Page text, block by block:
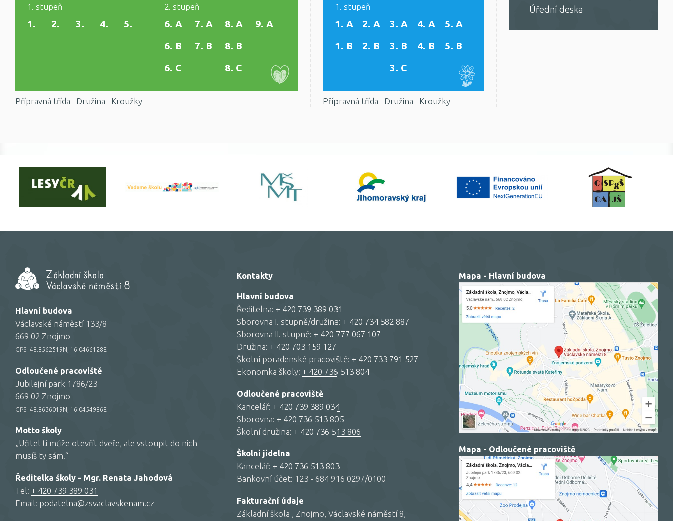
1. stupeň
1. 2. 3. 4. 5.
2. stupeň
6. A
6. B
6. C
7. A
7. B
8. A
8. B
8. C
9. A
Přípravná třída Družina Kroužky
1. stupeň
1. A
1. B
2. A
2. B
3. A
3. B
3. C
4. A
4. B
5. A
5. B
Přípravná třída Družina Kroužky
Úřední deska
Hlavní budova
Václavské náměstí 133/8
669 02 Znojmo
GPS: 48.8562519N, 16.0466128E
Odloučené pracoviště
Jubilejní park 1786/23
669 02 Znojmo
GPS: 48.8636019N, 16.0454986E
Motto školy
„Učitel ti může otevřít dveře, ale vstoupit do nich
musíš ty sám.“
Ředitelka školy - Mgr. Renata Jahodová
Tel: + 420 739 389 031
Email: podatelna@zsvaclavskenam.cz
Kontakty
Hlavní budova
Ředitelna: + 420 739 389 031
Sborovna I. stupně/družina: + 420 734 582 887
Sborovna II. stupně: + 420 777 067 107
Družina: + 420 703 159 127
Školní poradenské pracoviště: + 420 733 791 527
Ekonomka školy: + 420 736 513 804
Odloučené pracoviště
Kancelář: + 420 739 389 034
Sborovna: + 420 736 513 805
Školní družina: + 420 736 513 806
Školní jídelna
Kancelář: + 420 736 513 803
Bankovní účet: 123 - 684 916 0297/0100
Fakturační údaje
Základní škola , Znojmo, Václavské náměstí 8,
Mapa - Hlavní budova
Mapa - Odloučené pracoviště